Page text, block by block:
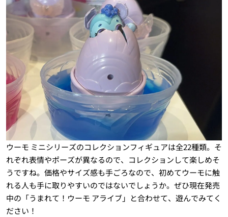
ウーモ ミニシリーズのコレクションフィギュアは全22種類。そ
れぞれ表情やポーズが異なるので、コレクションして楽しめそ
うですね。価格やサイズ感も手ごろなので、初めてウーモに触
れる人も手に取りやすいのではないでしょうか。ぜひ現在発売
中の「うまれて！ウーモ アライブ」と合わせて、遊んでみてく
ださい！